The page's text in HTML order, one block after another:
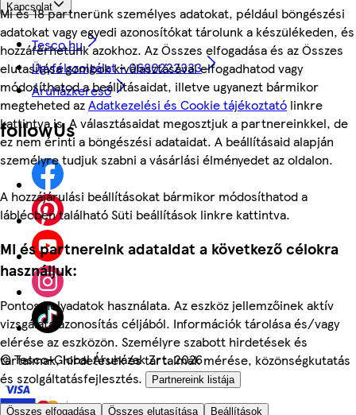
Mi és 18 partnerünk személyes adatokat, például böngészési
adatokat vagy egyedi azonosítókat tárolunk a készülékeden, és
hozzáférhetünk azokhoz. Az Összes elfogadása és az Összes
elutasítása gombok kiválasztásával elfogadhatod vagy
módosíthatod a beállításaidat, illetve ugyanezt bármikor
megteheted azAdatkezelési és Cookie tájékoztató linkre
kattintva is. A választásaidat megosztjuk a partnereinkkel, de
ez nem érinti a böngészési adataidat. A beállításaid alapján
személyre tudjuk szabni a vásárlási élményedet az oldalon.
A hozzájárulási beállításokat bármikor módosíthatod a
láblécben található Süti beállítások linkre kattintva.
Mi és partnereink adataidat a következő célokra
használjuk:
Pontos helyadatok használata. Az eszköz jellemzőinek aktív
vizsgálata azonosítás céljából. Információk tárolása és/vagy
elérése az eszközön. Személyre szabott hirdetések és
tartalmak, hirdetések és tartalmak mérése, közönségkutatás
és szolgáltatásfejlesztés.
Partnereink listája
Összes elfogadása Összes elutasítása Beállítások
Kapcsolat
Tesco.hu
Ügyfélszolgálat - 0680222333
Áruházkereső
followUs
©Tesco-Global Áruházak Zrt. 2026